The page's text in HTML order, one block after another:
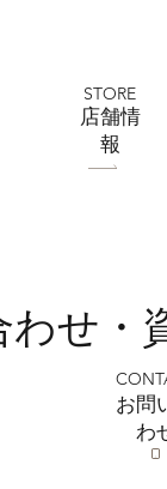
全店
せ・
お問
わ
STORE
​店舗情
報